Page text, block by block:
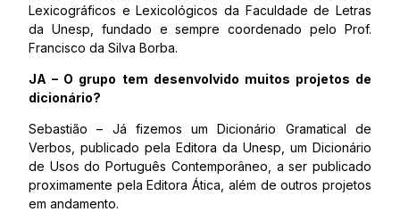
Lexicográficos e Lexicológicos da Faculdade de Letras
da Unesp, fundado e sempre coordenado pelo Prof.
Francisco da Silva Borba.
JA – O grupo tem desenvolvido muitos projetos de
dicionário?
Sebastião – Já fizemos um Dicionário Gramatical de
Verbos, publicado pela Editora da Unesp, um Dicionário
de Usos do Português Contemporâneo, a ser publicado
proximamente pela Editora Ática, além de outros projetos
em andamento.